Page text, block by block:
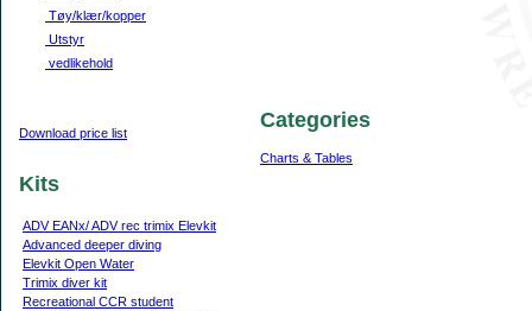
Tøy/klær/kopper
Utstyr
vedlikehold
Download price list
Kits
ADV EANx/ ADV rec trimix Elevkit
Advanced deeper diving
Elevkit Open Water
Trimix diver kit
Recreational CCR student
Categories
Charts & Tables